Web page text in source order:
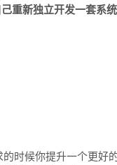
重新独立开发一套系
时候你提升一个更